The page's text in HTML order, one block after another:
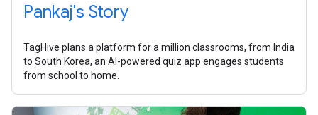
Pankaj's Story
TagHive plans a platform for a million classrooms, from India
to South Korea, an AI-powered quiz app engages students
from school to home.